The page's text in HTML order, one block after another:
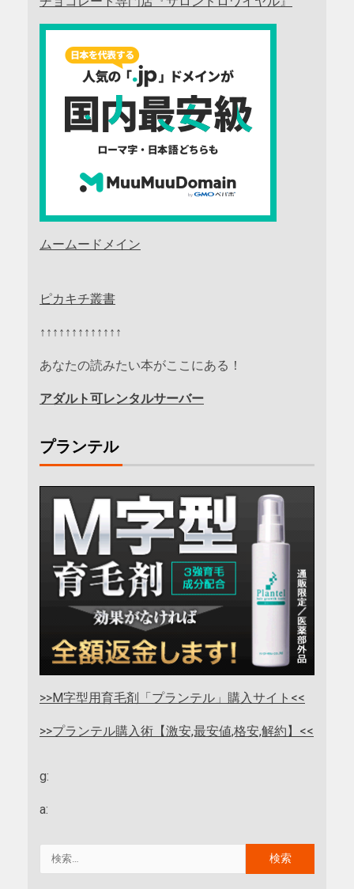
ムームードメイン
ピカキチ叢書
↑↑↑↑↑↑↑↑↑↑↑↑↑
あなたの読みたい本がここにある！
アダルト可レンタルサーバー
プランテル
>>M字型用育毛剤「プランテル」購入サイト<<
>>プランテル購入術【激安,最安値,格安,解約】<<
g:
a: